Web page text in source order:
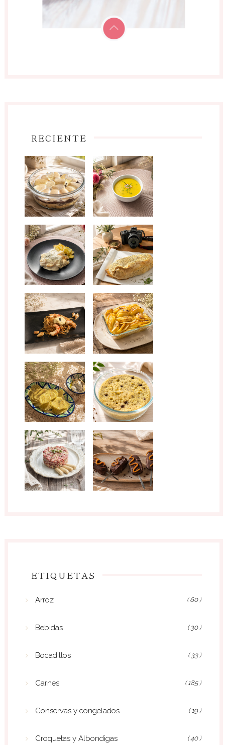
RECIENTE
ETIQUETAS
Arroz ( 60 )
Bebidas ( 30 )
Bocadillos ( 33 )
Carnes ( 185 )
Conservas y congelados ( 19 )
Croquetas y Albondigas ( 40 )